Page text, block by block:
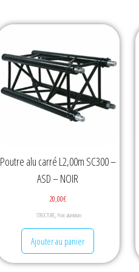
Poutre alu carré L2,00m SC300 –
ASD – NOIR
20,00€
STRUCTURE, Pont aluminium
Ajouter au panier